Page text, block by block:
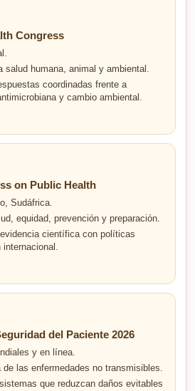
Congress
salud humana, animal y ambiental.
coordinadas frente a
y cambio ambiental.
on Public Health
Sudáfrica.
equidad, prevención y preparación.
científica con políticas
internacional.
del Paciente 2026
y en línea.
de las enfermedades no transmisibles.
que reduzcan daños evitables